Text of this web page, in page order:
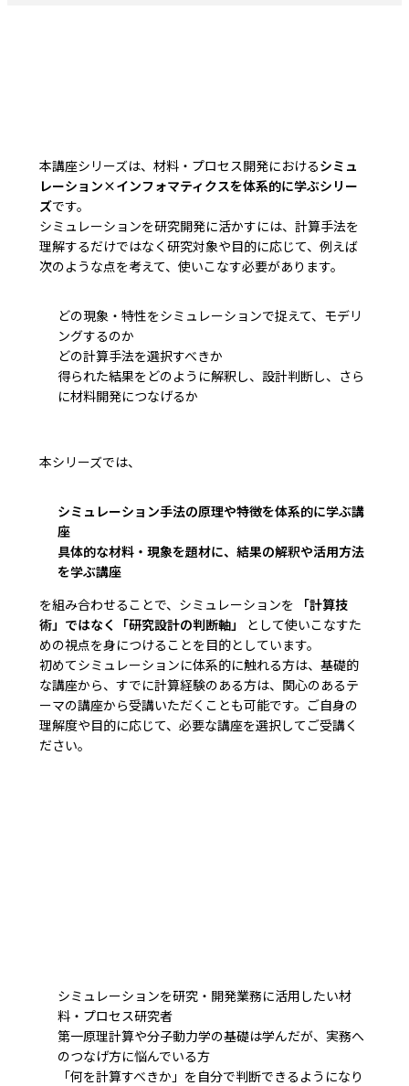
本講座シリーズは、材料・プロセス開発におけるシミュ
レーション×インフォマティクスを体系的に学ぶシリー
ズです。
シミュレーションを研究開発に活かすには、計算手法を
理解するだけではなく研究対象や目的に応じて、例えば
次のような点を考えて、使いこなす必要があります。
どの現象・特性をシミュレーションで捉えて、モデリ
ングするのか
どの計算手法を選択すべきか
得られた結果をどのように解釈し、設計判断し、さら
に材料開発につなげるか
本シリーズでは、
シミュレーション手法の原理や特徴を体系的に学ぶ講
座
具体的な材料・現象を題材に、結果の解釈や活用方法
を学ぶ講座
を組み合わせることで、シミュレーションを
「計算技
術」ではなく「研究設計の判断軸」 として使いこなすた
めの視点を身につけることを目的としています。
初めてシミュレーションに体系的に触れる方は、基礎的
な講座から、すでに計算経験のある方は、関心のあるテ
ーマの講座から受講いただくことも可能です。ご自身の
理解度や目的に応じて、必要な講座を選択してご受講く
ださい。
シミュレーションを研究・開発業務に活用したい材
料・プロセス研究者
第一原理計算や分子動力学の基礎は学んだが、実務へ
のつなげ方に悩んでいる方
「何を計算すべきか」を自分で判断できるようになり